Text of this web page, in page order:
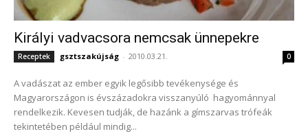
Királyi vadvacsora nemcsak ünnepekre
Receptek gsztszakújság - 2010.03.21. 0
A vadászat az ember egyik legősibb tevékenysége és
Magyarországon is évszázadokra visszanyúló hagyománnyal
rendelkezik. Kevesen tudják, de hazánk a gímszarvas trófeák
tekintetében például mindig...